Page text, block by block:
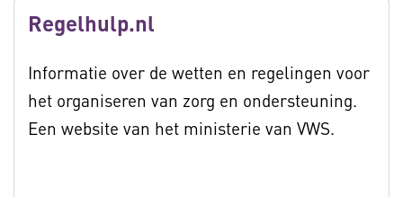
Regelhulp.nl
Informatie over de wetten en regelingen voor
het organiseren van zorg en ondersteuning.
Een website van het ministerie van VWS.